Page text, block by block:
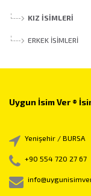
KIZ İSIMLERI
ERKEK İSIMLERI
Uygun İsim Ver ®
Yenişehir / BURSA
+90 554 720 27 67